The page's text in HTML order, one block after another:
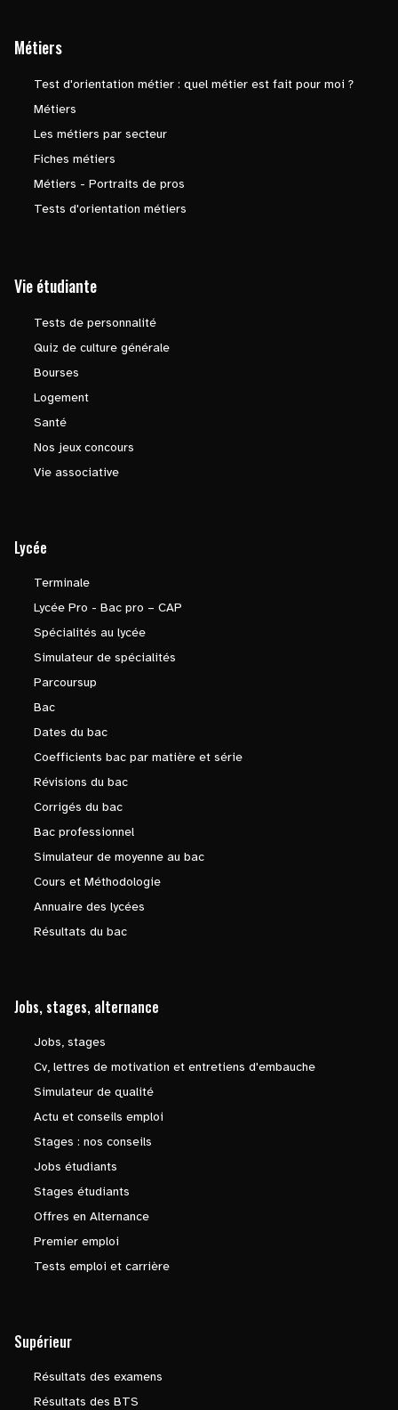
Métiers
Test d'orientation métier : quel métier est fait pour moi ?
Métiers
Les métiers par secteur
Fiches métiers
Métiers - Portraits de pros
Tests d'orientation métiers
Vie étudiante
Tests de personnalité
Quiz de culture générale
Bourses
Logement
Santé
Nos jeux concours
Vie associative
Lycée
Terminale
Lycée Pro - Bac pro – CAP
Spécialités au lycée
Simulateur de spécialités
Parcoursup
Bac
Dates du bac
Coefficients bac par matière et série
Révisions du bac
Corrigés du bac
Bac professionnel
Simulateur de moyenne au bac
Cours et Méthodologie
Annuaire des lycées
Résultats du bac
Jobs, stages, alternance
Jobs, stages
Cv, lettres de motivation et entretiens d'embauche
Simulateur de qualité
Actu et conseils emploi
Stages : nos conseils
Jobs étudiants
Stages étudiants
Offres en Alternance
Premier emploi
Tests emploi et carrière
Supérieur
Résultats des examens
Résultats des BTS